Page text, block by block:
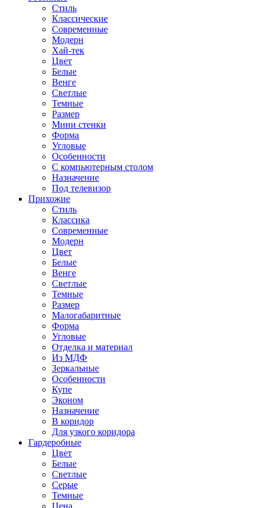
Стиль
Классические
Современные
Модерн
Хай-тек
Цвет
Белые
Венге
Светлые
Темные
Размер
Мини стенки
Форма
Угловые
Особенности
С компьютерным столом
Назначение
Под телевизор
Прихожие
Стиль
Классика
Современные
Модерн
Цвет
Белые
Венге
Светлые
Темные
Размер
Малогабаритные
Форма
Угловые
Отделка и материал
Из МДФ
Зеркальные
Особенности
Купе
Эконом
Назначение
В коридор
Для узкого коридора
Гардеробные
Цвет
Белые
Светлые
Серые
Темные
Цена